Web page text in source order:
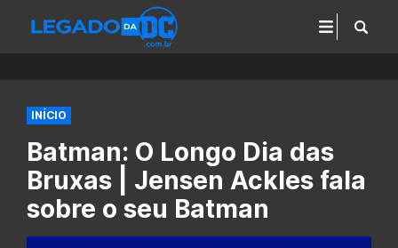
INÍCIO
Batman: O Longo Dia das
Bruxas | Jensen Ackles fala
sobre o seu Batman